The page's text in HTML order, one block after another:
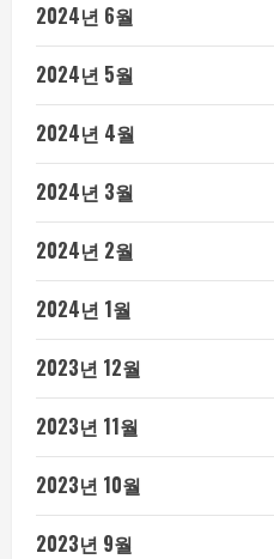
2024년 6월
2024년 5월
2024년 4월
2024년 3월
2024년 2월
2024년 1월
2023년 12월
2023년 11월
2023년 10월
2023년 9월